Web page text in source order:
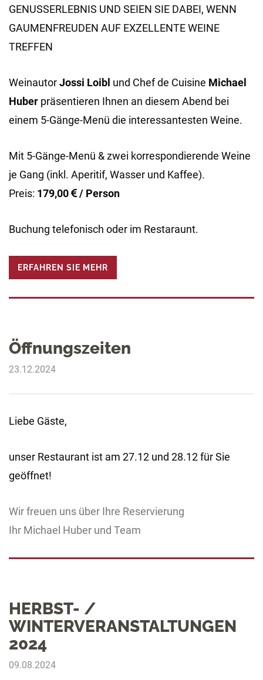
GENUSSERLEBNIS UND SEIEN SIE DABEI, WENN
GAUMENFREUDEN AUF EXZELLENTE WEINE
TREFFEN
WeinautorJossi Loibl und Chef de Cuisine Michael
Huber präsentieren Ihnen an diesem Abend bei
einem 5-Gänge-Menü die interessantesten Weine.
Mit 5-Gänge-Menü & zwei korrespondierende Weine
je Gang (inkl. Aperitif, Wasser und Kaffee).
Preis: 179,00 / Person
Buchung telefonisch oder im Restaraunt.
ERFAHREN SIE MEHR
Öffnungszeiten
23.12.2024
Liebe Gäste,
unser Restaurant ist am 27.12 und 28.12 für Sie
geöffnet!
Wir freuen uns über Ihre Reservierung
Ihr Michael Huber und Team
HERBST- /
WINTERVERANSTALTUNGEN
2024
09.08.2024